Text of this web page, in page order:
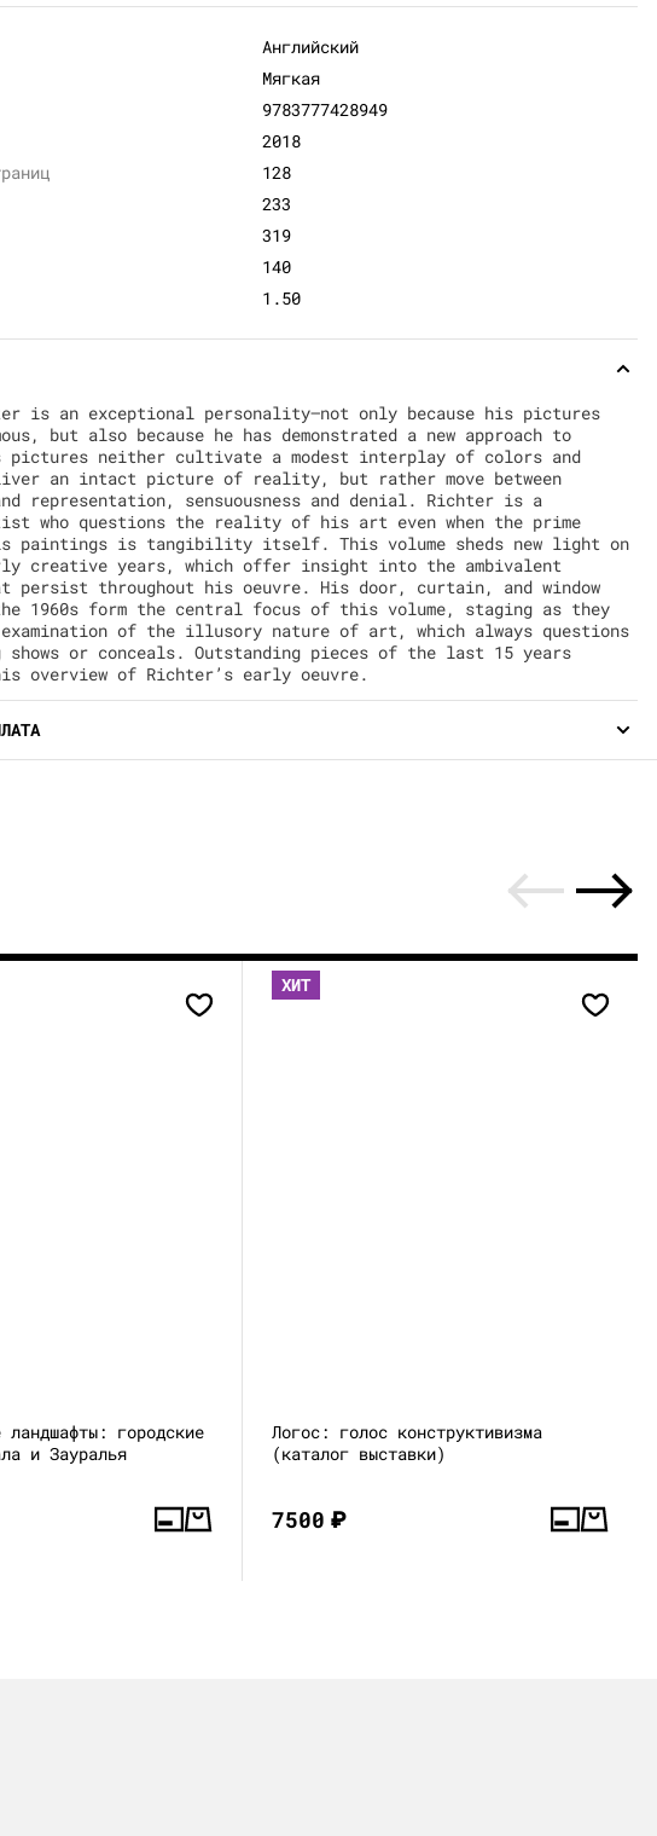
Английский
Мягкая
9783777428949
2018
128
233
319
140
1.50
is an exceptional personality—not only because his pictures
but also because he has demonstrated a new approach to
pictures neither cultivate a modest interplay of colors and
an intact picture of reality, but rather move between
representation, sensuousness and denial. Richter is a
who questions the reality of his art even when the prime
paintings is tangibility itself. This volume sheds new light on
creative years, which offer insight into the ambivalent
persist throughout his oeuvre. His door, curtain, and window
1960s form the central focus of this volume, staging as they
of the illusory nature of art, which always questions
shows or conceals. Outstanding pieces of the last 15 years
overview of Richter’s early oeuvre.
ландшафты: городские
и Зауралья
ХИТ
Логос: голос конструктивизма
(каталог выставки)
7500₽